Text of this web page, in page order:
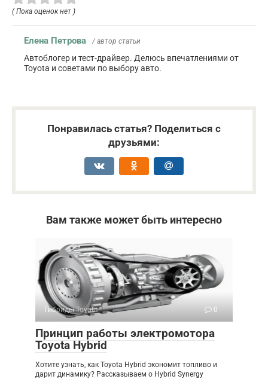
( Пока оценок нет )
Елена Петрова / автор статьи
Автоблогер и тест-драйвер. Делюсь впечатлениями от
Toyota и советами по выбору авто.
Понравилась статья? Поделиться с
друзьями:
Вам также может быть интересно
Гибриды Toyota 0
Принцип работы электромотора
Toyota Hybrid
Хотите узнать, как Toyota Hybrid экономит топливо и
дарит динамику? Рассказываем о Hybrid Synergy